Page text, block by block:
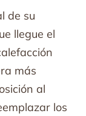
de su
llegue el
más
al
los